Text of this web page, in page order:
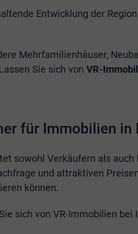
Entwicklung der
Mehrfamilienhäuser,
Sie sich von VR-
für Immobilien in
sowohl Verkäufern als
und attraktiven
können.
sich von VR-Immobilien